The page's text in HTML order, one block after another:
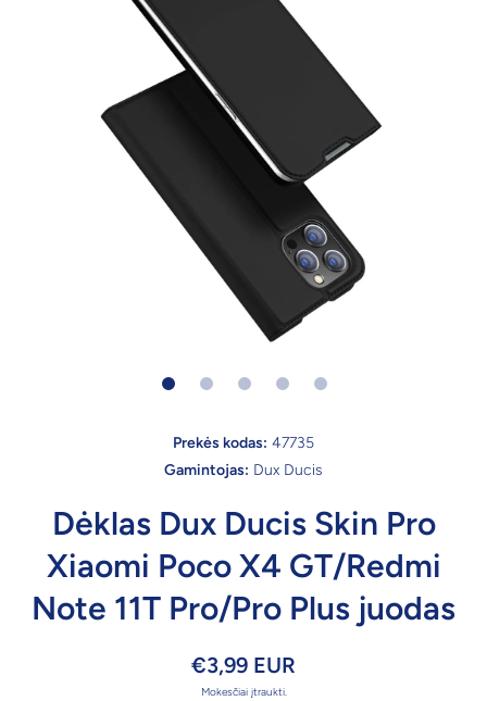
Prekės kodas: 47735
Gamintojas: Dux Ducis
Dėklas Dux Ducis Skin Pro
Xiaomi Poco X4 GT/Redmi
Note 11T Pro/Pro Plus juodas
€3,99 EUR
Mokesčiai įtraukti.